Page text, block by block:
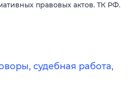
правовых актов. ТК РФ.
судебная работа,